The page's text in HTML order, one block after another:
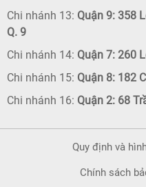
Chi nhánh 13: Quận 9: 358
Q. 9
Chi nhánh 14: Quận 7: 260
Chi nhánh 15: Quận 8: 182
Chi nhánh 16: Quận 2: 68
Quy định và
Chính sách